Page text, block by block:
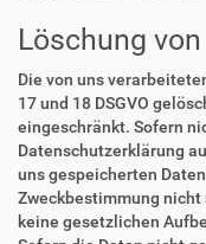
Löschung
Die von uns
17 und 18 DSGVO
eingeschränkt. Sofern
Datenschutzerklärung
uns gespeicherten
Zweckbestimmung
keine gesetzlichen